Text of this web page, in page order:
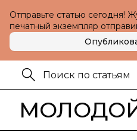
Отправьте статью сегодня!
печатный экземпляр